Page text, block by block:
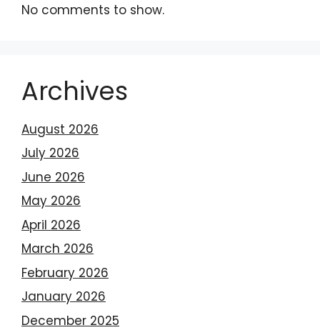
No comments to show.
Archives
August 2026
July 2026
June 2026
May 2026
April 2026
March 2026
February 2026
January 2026
December 2025